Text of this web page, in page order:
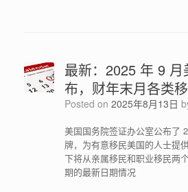
最新：2025 年 9
布，财年末月各类
Posted on 2025年8月13日
美国国务院签证办公室公布了
牌，为有意移民美国的人士提
下将从亲属移民和职业移民两
期的最新日期情况